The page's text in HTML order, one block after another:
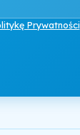
Prywatności